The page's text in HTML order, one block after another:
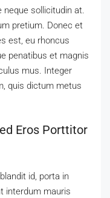
neque sollicitudin at.
pretium. Donec et
est, eu rhoncus
penatibus et magnis
mus. Integer
quis dictum metus
Eros Porttitor
id, porta in
interdum mauris